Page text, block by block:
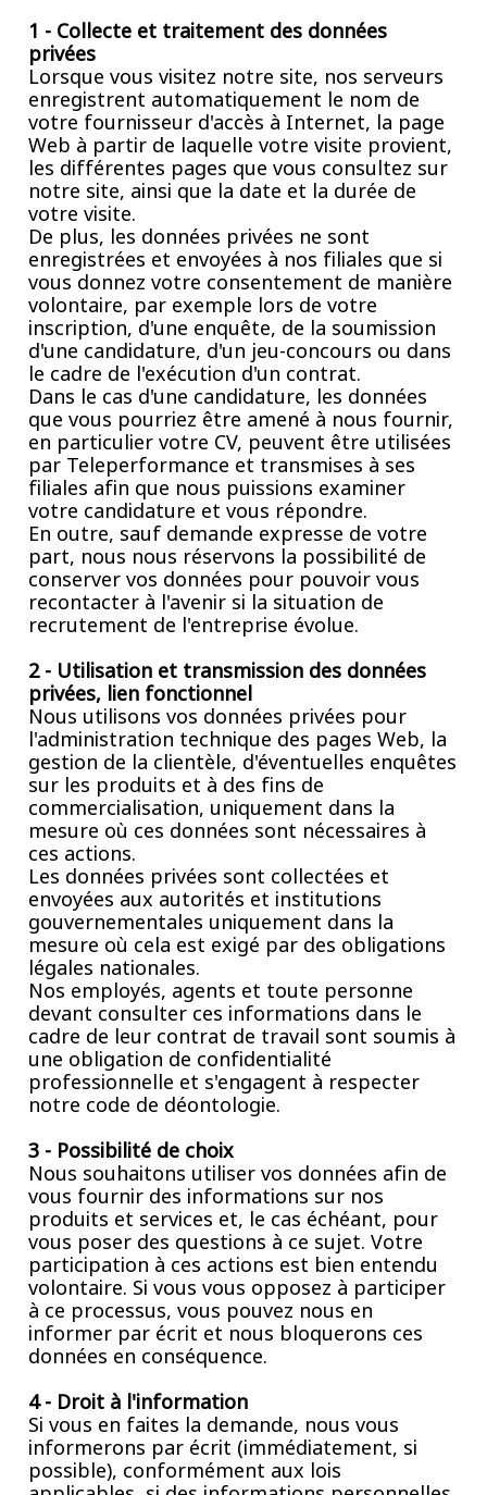
1 - Collecte et traitement des données
privées
Lorsque vous visitez notre site, nos serveurs
enregistrent automatiquement le nom de
votre fournisseur d'accès à Internet, la page
Web à partir de laquelle votre visite provient,
les différentes pages que vous consultez sur
notre site, ainsi que la date et la durée de
votre visite.
De plus, les données privées ne sont
enregistrées et envoyées à nos filiales que si
vous donnez votre consentement de manière
volontaire, par exemple lors de votre
inscription, d'une enquête, de la soumission
d'une candidature, d'un jeu-concours ou dans
le cadre de l'exécution d'un contrat.
Dans le cas d'une candidature, les données
que vous pourriez être amené à nous fournir,
en particulier votre CV, peuvent être utilisées
par Teleperformance et transmises à ses
filiales afin que nous puissions examiner
votre candidature et vous répondre.
En outre, sauf demande expresse de votre
part, nous nous réservons la possibilité de
conserver vos données pour pouvoir vous
recontacter à l'avenir si la situation de
recrutement de l'entreprise évolue.
2 - Utilisation et transmission des données
privées, lien fonctionnel
Nous utilisons vos données privées pour
l'administration technique des pages Web, la
gestion de la clientèle, d'éventuelles enquêtes
sur les produits et à des fins de
commercialisation, uniquement dans la
mesure où ces données sont nécessaires à
ces actions.
Les données privées sont collectées et
envoyées aux autorités et institutions
gouvernementales uniquement dans la
mesure où cela est exigé par des obligations
légales nationales.
Nos employés, agents et toute personne
devant consulter ces informations dans le
cadre de leur contrat de travail sont soumis à
une obligation de confidentialité
professionnelle et s'engagent à respecter
notre code de déontologie.
3 - Possibilité de choix
Nous souhaitons utiliser vos données afin de
vous fournir des informations sur nos
produits et services et, le cas échéant, pour
vous poser des questions à ce sujet. Votre
participation à ces actions est bien entendu
volontaire. Si vous vous opposez à participer
à ce processus, vous pouvez nous en
informer par écrit et nous bloquerons ces
données en conséquence.
4 - Droit à l'information
Si vous en faites la demande, nous vous
informerons par écrit (immédiatement, si
possible), conformément aux lois